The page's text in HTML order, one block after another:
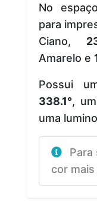
No
para
Ciano,
Amarelo e
Possui
338.1°,
uma
Para
cor